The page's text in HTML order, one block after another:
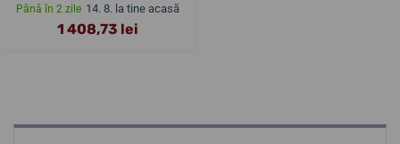
Până în 2 zile 14. 8. la tine acasă
1 408,73 lei